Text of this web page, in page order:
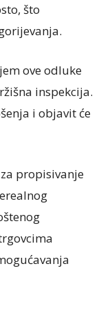
što
ove odluke
inspekcija.
i objavit će
propisivanje